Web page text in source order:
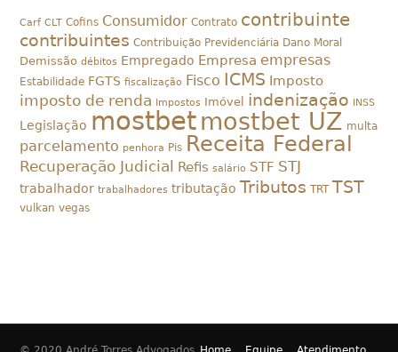
Carf CLT Cofins Consumidor Contrato contribuinte
contribuintes Contribuição Previdenciária Dano Moral
Demissão débitos Empregado Empresa empresas
Estabilidade FGTS fiscalização Fisco ICMS Imposto
imposto de renda Impostos Imóvel indenização INSS
Legislação mostbetmostbet UZ multa
parcelamento penhora Pis Receita Federal
Recuperação Judicial Refis salário STF STJ
trabalhador trabalhadores tributação Tributos TRT TST
vulkan vegas